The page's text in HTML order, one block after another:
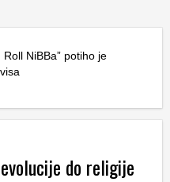
NiBBa” potiho je
do religije